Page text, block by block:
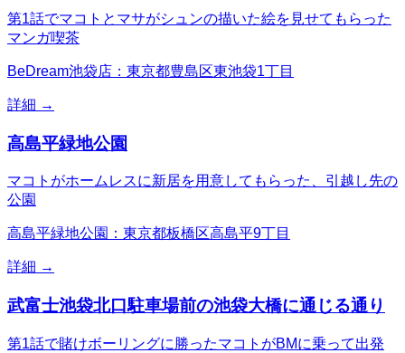
第1話でマコトとマサがシュンの描いた絵を見せてもらった
マンガ喫茶
BeDream池袋店：東京都豊島区東池袋1丁目
詳細 →
高島平緑地公園
マコトがホームレスに新居を用意してもらった、引越し先の
公園
高島平緑地公園：東京都板橋区高島平9丁目
詳細 →
武富士池袋北口駐車場前の池袋大橋に通じる通り
第1話で賭けボーリングに勝ったマコトがBMに乗って出発